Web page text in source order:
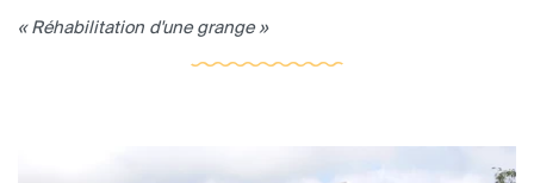
« Réhabilitation d'une grange »